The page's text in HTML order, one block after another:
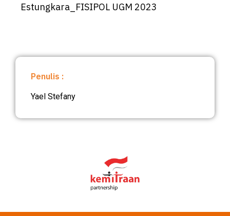
Estungkara_FISIPOL UGM 2023
Penulis :
Yael Stefany